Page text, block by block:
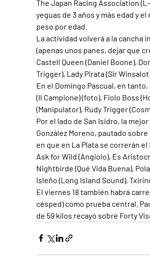
The Japan Racing Association
yeguas de 3 años y más edad y
peso por edad.
La actividad volverá a la cancha
(apenas unos panes, dejar que
Castell Queen (Daniel Boone),
Trigger), Lady Pirata (Sir
En el Domingo Pascual, en
(Il Campione) (foto), Fiolo Boss
(Manipulator), Rudy Trigger
Por el lado de San Isidro, la
González Moreno, pautado
en que en La Plata se correrán el
Ask for Wild (Angiolo), Es
Nightbirde (Qué Vida Buena),
Isleño (Long Island Sound),
El viernes 18 también habrá
césped) como prueba central.
de 59 kilos recayó sobre Forty